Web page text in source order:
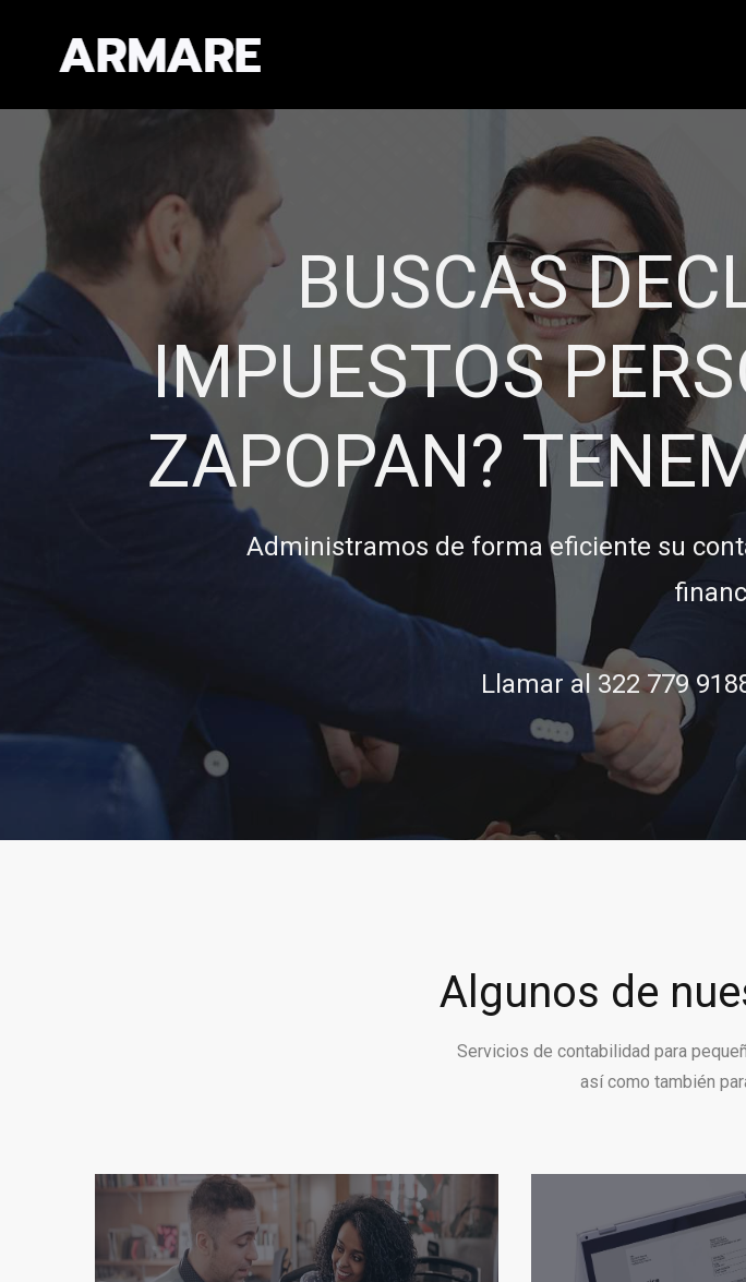
Llamar al 322 779 9188
EXPERIENCIA,
CALIDAD Y
Establecemos relaciones sólidas con
conocimiento, integridad y confianza
comerciales
Llamar al 322 779 9188
Algunos de
Servicios de contabilidad para
así como también